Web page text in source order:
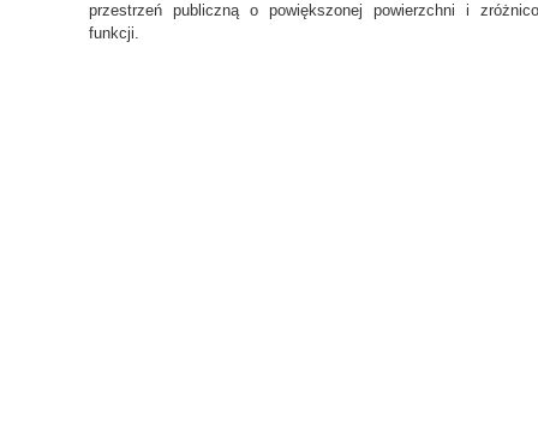
przestrzeń publiczną o powiększonej powierzchni i
funkcji.